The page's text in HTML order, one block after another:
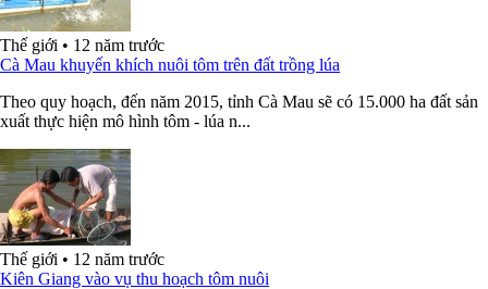
Thế giới • 12 năm trước
Cà Mau khuyến khích nuôi tôm trên đất trồng lúa
Theo quy hoạch, đến năm 2015, tỉnh Cà Mau sẽ có 15.000 ha đất sản
xuất thực hiện mô hình tôm - lúa n...
Thế giới • 12 năm trước
Kiên Giang vào vụ thu hoạch tôm nuôi